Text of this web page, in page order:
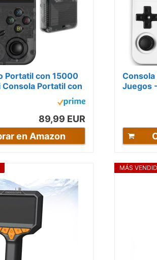
Portatil con 15000
Portatil con
PSP, N64, NDS,...
89,99 EUR
en Amazon
Juegos
Blanca
MÁS